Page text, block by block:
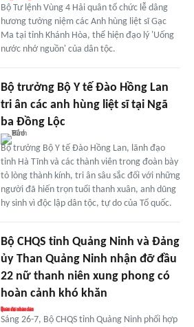
Bộ Tư lệnh Vùng 4 Hải quân tổ chức lễ dâng
hương tưởng niệm các Anh hùng liệt sĩ Gạc
Ma tại tỉnh Khánh Hòa, thể hiện đạo lý 'Uống
nước nhớ nguồn' của dân tộc.
Bộ trưởng Bộ Y tế Đào Hồng Lan
tri ân các anh hùng liệt sĩ tại Ngã
ba Đồng Lộc
Bộ trưởng Bộ Y tế Đào Hồng Lan, lãnh đạo
tỉnh Hà Tĩnh và các thành viên trong đoàn bày
tỏ lòng thành kính, tri ân sâu sắc đối với những
người đã hiến trọn tuổi thanh xuân, anh dũng
hy sinh vì độc lập dân tộc, tự do của Tổ quốc.
Bộ CHQS tỉnh Quảng Ninh và Đảng
ủy Than Quảng Ninh nhận đỡ đầu
22 nữ thanh niên xung phong có
hoàn cảnh khó khăn
Sáng 26-7, Bộ CHQS tỉnh Quảng Ninh phối hợp